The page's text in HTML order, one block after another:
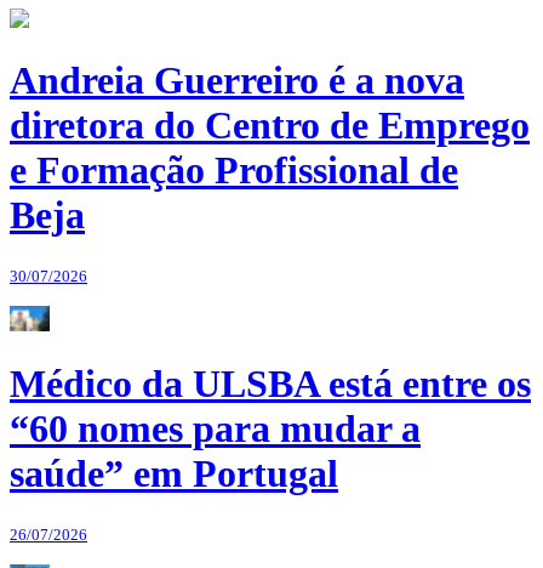
Andreia Guerreiro é a nova
diretora do Centro de Emprego
e Formação Profissional de
Beja
30/07/2026
Médico da ULSBA está entre os
“60 nomes para mudar a
saúde” em Portugal
26/07/2026